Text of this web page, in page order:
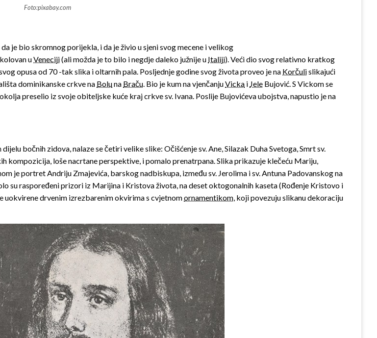
Foto:pixabay.com
je bio skromnog porijekla, i da je živio u sjeni svog mecene i velikog
uVeneciji(ali možda je to bilo i negdje daleko južnije u Italiji). Veći dio svog relativno kratkog
opusa od 70 -tak slika i oltarnih pala. Posljednje godine svog života proveo je na Korčulislikajući
dominikanske crkve na Boluna Braču. Bio je kum na vjenčanjuVicka i Jele Bujović. S Vickom se
preselio iz svoje obiteljske kuće kraj crkve sv. Ivana. Poslije Bujovićeva ubojstva, napustio je na
dijelu bočnih zidova, nalaze se četiri velike slike: Očišćenje sv. Ane, Silazak Duha Svetoga, Smrt sv.
kompozicija, loše nacrtane perspektive, i pomalo prenatrpana. Slika prikazuje klečeću Mariju,
je portret Andriju Zmajevića, barskog nadbiskupa, između sv. Jerolima i sv. Antuna Padovanskog na
su raspoređeni prizori iz Marijina i Kristova života, na deset oktogonalnih kaseta (Rođenje Kristovo i
uokvirene drvenim izrezbarenim okvirima s cvjetnomornamentikom, koji povezuju slikanu dekoraciju